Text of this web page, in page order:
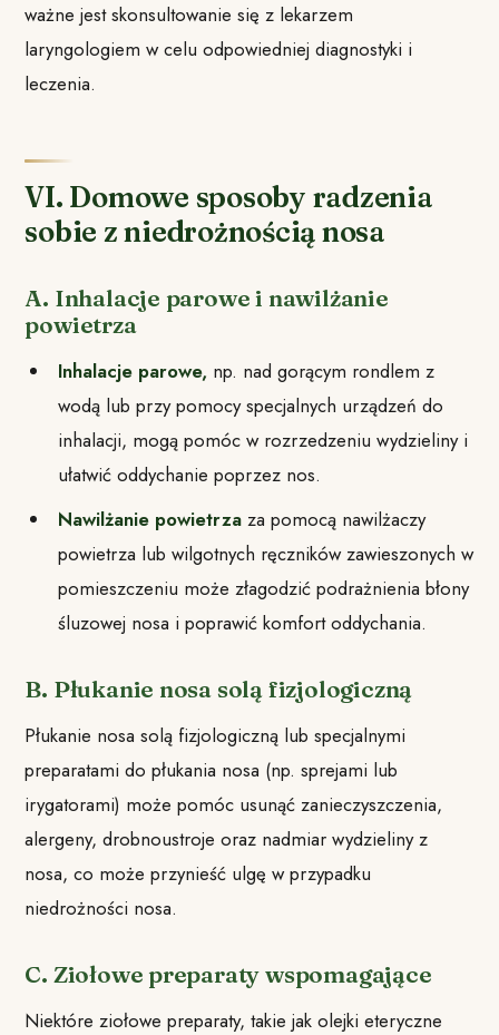
ważne jest skonsultowanie się z lekarzem
laryngologiem w celu odpowiedniej diagnostyki i
leczenia.
VI. Domowe sposoby radzenia
sobie z niedrożnością nosa
A. Inhalacje parowe i nawilżanie
powietrza
Inhalacje parowe, np. nad gorącym rondlem z
wodą lub przy pomocy specjalnych urządzeń do
inhalacji, mogą pomóc w rozrzedzeniu wydzieliny i
ułatwić oddychanie poprzez nos.
Nawilżanie powietrzaza pomocą nawilżaczy
powietrza lub wilgotnych ręczników zawieszonych w
pomieszczeniu może złagodzić podrażnienia błony
śluzowej nosa i poprawić komfort oddychania.
B. Płukanie nosa solą fizjologiczną
Płukanie nosa solą fizjologiczną lub specjalnymi
preparatami do płukania nosa (np. sprejami lub
irygatorami) może pomóc usunąć zanieczyszczenia,
alergeny, drobnoustroje oraz nadmiar wydzieliny z
nosa, co może przynieść ulgę w przypadku
niedrożności nosa.
C. Ziołowe preparaty wspomagające
Niektóre ziołowe preparaty, takie jak olejki eteryczne